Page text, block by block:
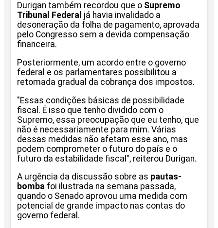
Durigan também recordou que o Supremo
Tribunal Federal já havia invalidado a
desoneração da folha de pagamento, aprovada
pelo Congresso sem a devida compensação
financeira.
Posteriormente, um acordo entre o governo
federal e os parlamentares possibilitou a
retomada gradual da cobrança dos impostos.
"Essas condições básicas de possibilidade
fiscal. É isso que tenho dividido com o
Supremo, essa preocupação que eu tenho, que
não é necessariamente para mim. Várias
dessas medidas não afetam esse ano, mas
podem comprometer o futuro do país e o
futuro da estabilidade fiscal", reiterou Durigan.
A urgência da discussão sobre as pautas-
bomba foi ilustrada na semana passada,
quando o Senado aprovou uma medida com
potencial de grande impacto nas contas do
governo federal.